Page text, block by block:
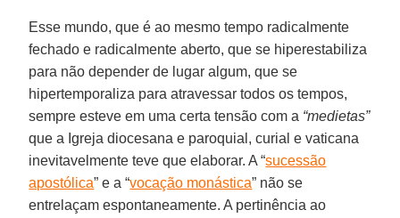
Esse mundo, que é ao mesmo tempo radicalmente
fechado e radicalmente aberto, que se hiperestabiliza
para não depender de lugar algum, que se
hipertemporaliza para atravessar todos os tempos,
sempre esteve em uma certa tensão com a “medietas”
que a Igreja diocesana e paroquial, curial e vaticana
inevitavelmente teve que elaborar. A “sucessão
apostólica” e a “vocação monástica” não se
entrelaçam espontaneamente. A pertinência ao